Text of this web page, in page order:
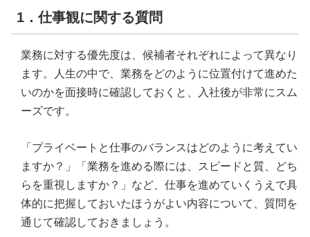
1．仕事観に関する質問
業務に対する優先度は、候補者それぞれによって異なり
ます。人生の中で、業務をどのように位置付けて進めた
いのかを面接時に確認しておくと、入社後が非常にスム
ーズです。
「プライベートと仕事のバランスはどのように考えてい
ますか？」「業務を進める際には、スピードと質、どち
らを重視しますか？」など、仕事を進めていくうえで具
体的に把握しておいたほうがよい内容について、質問を
通じて確認しておきましょう。